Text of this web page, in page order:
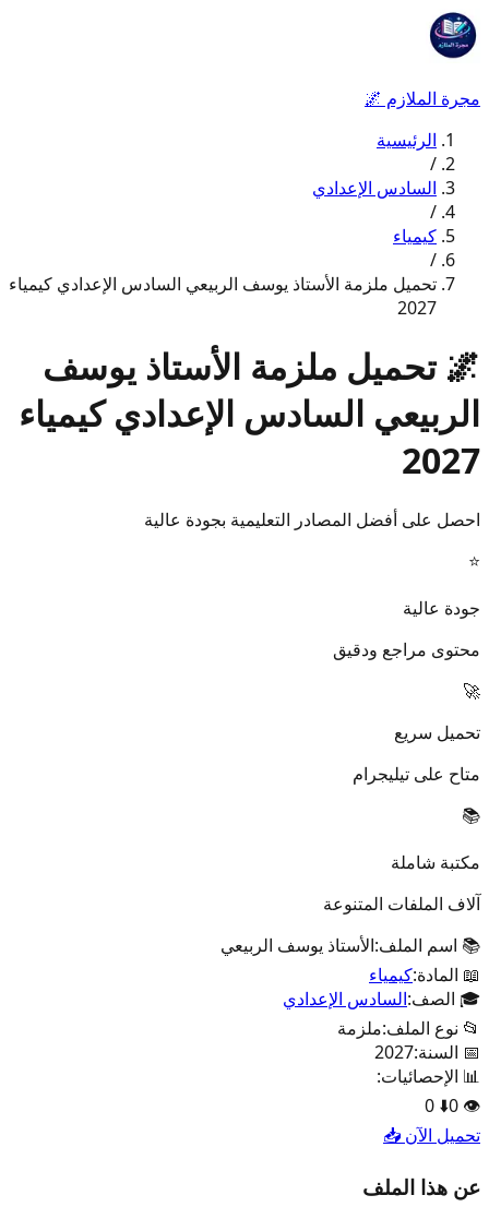
مجرة الملازم 🌌
الرئيسية
/
السادس الإعدادي
/
كيمياء
/
تحميل ملزمة الأستاذ يوسف الربيعي السادس الإعدادي كيمياء
2027
🌌 تحميل ملزمة الأستاذ يوسف
الربيعي السادس الإعدادي كيمياء
2027
احصل على أفضل المصادر التعليمية بجودة عالية
⭐
جودة عالية
محتوى مراجع ودقيق
🚀
تحميل سريع
متاح على تيليجرام
📚
مكتبة شاملة
آلاف الملفات المتنوعة
📚 اسم الملف:الأستاذ يوسف الربيعي
📖 المادة:كيمياء
🎓 الصف:السادس الإعدادي
📂 نوع الملف:ملزمة
📅 السنة:2027
📊 الإحصائيات:
👁️
0
⬇️
0
تحميل الآن 📥
عن هذا الملف